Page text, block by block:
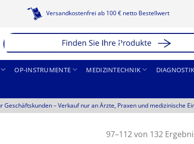
Versandkostenfrei ab 100 € netto Bestellwert
OP-INSTRUMENTE MEDIZINTECHNIK
Geschäftskunden –Verkauf nur an Ärzte, Praxen und medizinische
97–112 von 132